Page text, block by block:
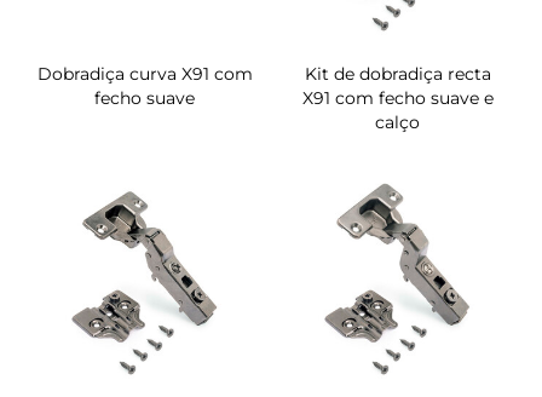
Dobradiça curva X91 com
fecho suave
Kit de dobradiça recta
X91 com fecho suave e
calço